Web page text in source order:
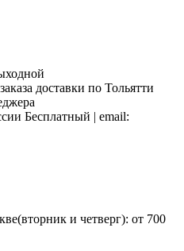
доставки по Тольятти
Бесплатный | email:
и четверг): от 700